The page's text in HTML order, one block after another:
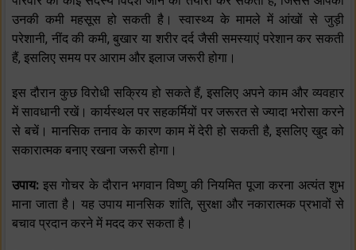
उनकी कमी महसूस हो सकती है। स्वास्थ्य के मामले में आंखों से जुड़ी
परेशानी, नींद की कमी, बुखार या शरीर दर्द जैसी समस्याएं परेशान कर सकती
हैं, इसलिए समय पर आराम और इलाज जरूरी होगा।
इस दौरान कुछ विरोधी सक्रिय हो सकते हैं, इसलिए अपने काम और व्यवहार
में सावधानी रखें। कार्यस्थल पर सहकर्मियों पर जरूरत से ज्यादा भरोसा करने
से बचें। मानसिक तनाव के कारण काम में देरी हो सकती है, इसलिए खुद को
सकारात्मक बनाए रखना जरूरी होगा।
उपाय:इस गोचर के दौरान भगवान विष्णु की नियमित पूजा करना अत्यंत शुभ
माना जाता है। यह उपाय मानसिक शांति, सुरक्षा और नकारात्मक प्रभावों से
बचाव प्रदान करने में मदद कर सकता है।